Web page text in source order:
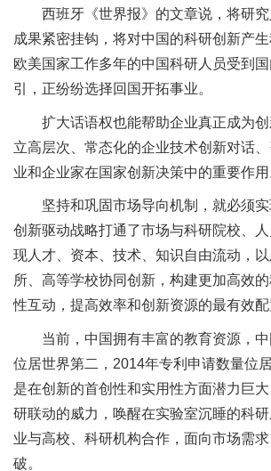
西班牙《世界报》的文章说，将研
成果紧密挂钩，将对中国的科研创新产
欧美国家工作多年的中国科研人员受到
引，正纷纷选择回国开拓事业。
扩大话语权也能帮助企业真正成为
立高层次、常态化的企业技术创新对话
业和企业家在国家创新决策中的重要作用
坚持和巩固市场导向机制，就必须实
创新驱动战略打通了市场与科研院校、
现人才、资本、技术、知识自由流动，
所、高等学校协同创新，构建更加高效
性互动，提高效率和创新资源的最有效配
当前，中国拥有丰富的教育资源，
位居世界第二，2014年专利申请数量位
是在创新的首创性和实用性方面潜力巨
研联动的威力，唤醒在实验室沉睡的科
业与高校、科研机构合作，面向市场需
破。